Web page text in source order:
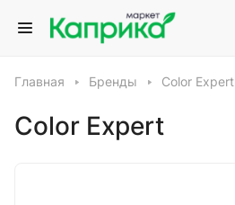
Главная Бренды Color Expert
Color Expert